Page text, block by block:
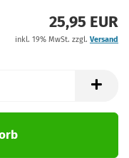
25,95 EUR
inkl. 19% MwSt. zzgl. Versand